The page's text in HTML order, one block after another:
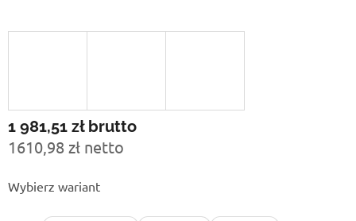
1 981,51 złbrutto
1610,98 zł netto
jednostkowa:
Wybierz wariant